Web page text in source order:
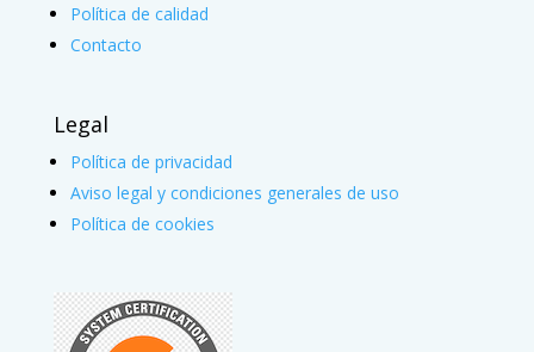
Política de calidad
Contacto
Legal
Política de privacidad
Aviso legal y condiciones generales de uso
Política de cookies